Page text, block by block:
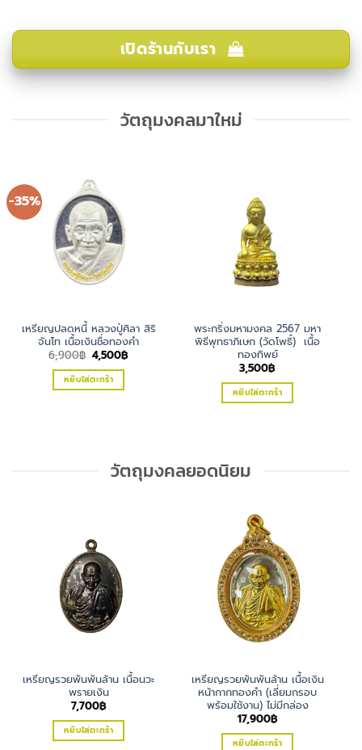
เปิดร้านกับเรา
วัตถุมงคลมาใหม่
-35%
เหรียญปลดหนี้ หลวงปู่ศิลา สิริ
จันโท เนื้อเงินชื่อทองคำ
6,900฿ Original
price
was:
6,900฿.
4,500฿Current
หยิบใส่ตะกร้า
พระกริ่งมหามงคล 2567 มหา
พิธีพุทธาภิเษก (วัดโพธิ์) เนื้อ
ทองทิพย์
3,500฿
หยิบใส่ตะกร้า
วัตถุมงคลยอดนิยม
เหรียญรวยพันพันล้าน เนื้อนวะ
พรายเงิน
7,700฿
หยิบใส่ตะกร้า
เหรียญรวยพันพันล้าน เนื้อเงิน
หน้ากากทองคำ (เลี่ยมกรอบ
พร้อมใช้งาน) ไม่มีกล่อง
17,900฿
หยิบใส่ตะกร้า